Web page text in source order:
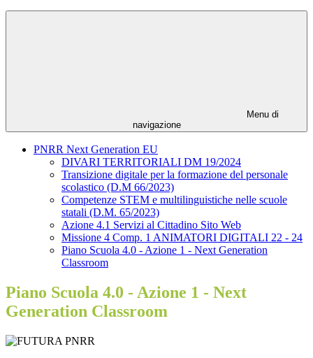
Menu di
navigazione
PNRR Next Generation EU
DIVARI TERRITORIALI DM 19/2024
Transizione digitale per la formazione del personale
scolastico (D.M 66/2023)
Competenze STEM e multilinguistiche nelle scuole
statali (D.M. 65/2023)
Azione 4.1 Servizi al Cittadino Sito Web
Missione 4 Comp. 1 ANIMATORI DIGITALI 22 - 24
Piano Scuola 4.0 - Azione 1 - Next Generation
Classroom
Piano Scuola 4.0 - Azione 1 - Next
Generation Classroom